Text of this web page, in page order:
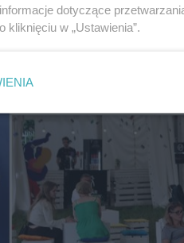
dotyczące
kliknięciu w „Ustawienia”.